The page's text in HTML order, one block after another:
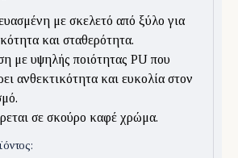
με σκελετό από ξύλο για
και σταθερότητα.
με υψηλής ποιότητας PU που
ανθεκτικότητα και ευκολία στον
σε σκούρο καφέ χρώμα.